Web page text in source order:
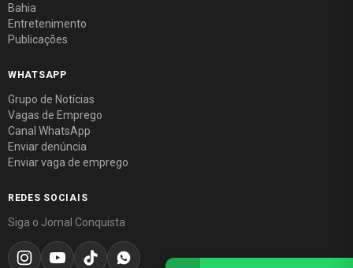
Bahia
Entretenimento
Publicações
WHATSAPP
Grupo de Notícias
Vagas de Emprego
Canal WhatsApp
Enviar denúncia
Enviar vaga de emprego
REDES SOCIAIS
Siga o Jornal Conquista